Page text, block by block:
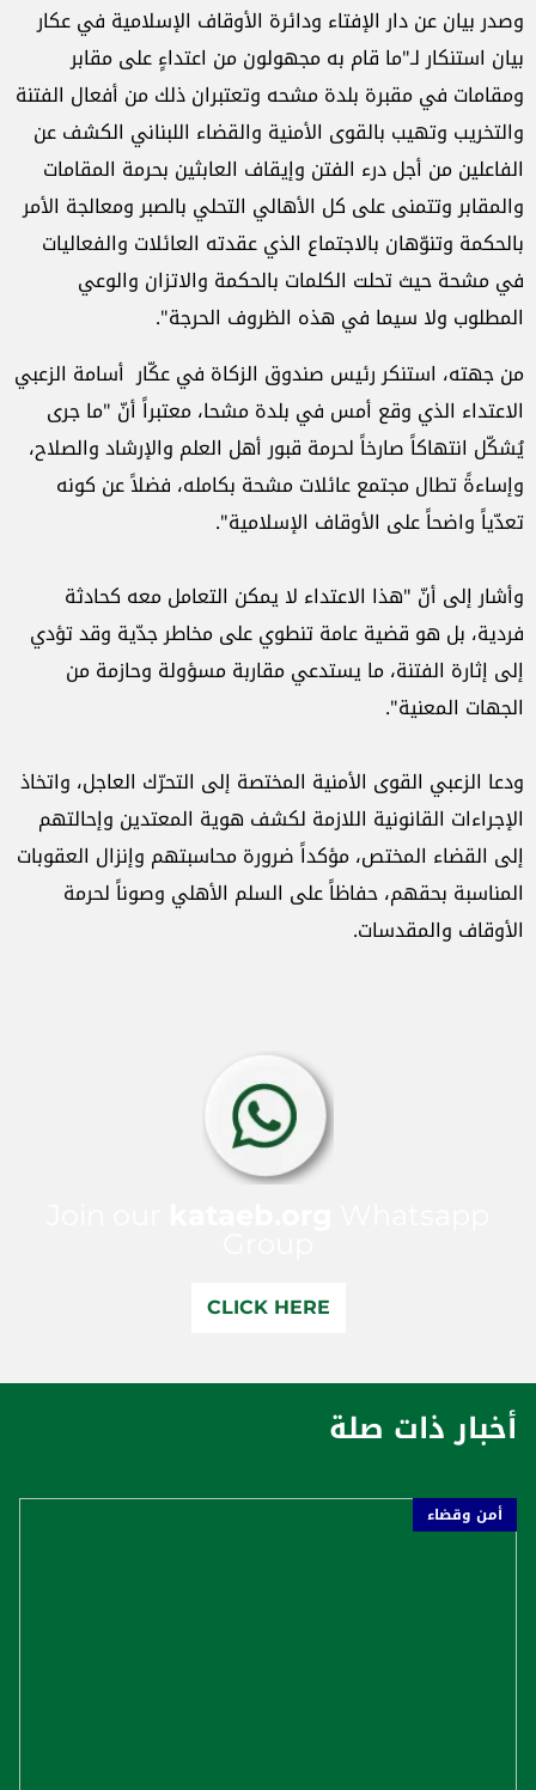
وصدر بيان عن دار الإفتاء ودائرة الأوقاف الإسلامية في عكار
بيان استنكار لـ"ما قام به مجهولون من اعتداءٍ على مقابر
ومقامات في مقبرة بلدة مشحه وتعتبران ذلك من أفعال الفتنة
والتخريب وتهيب بالقوى الأمنية والقضاء اللبناني الكشف عن
الفاعلين من أجل درء الفتن وإيقاف العابثين بحرمة المقامات
والمقابر وتتمنى على كل الأهالي التحلي بالصبر ومعالجة الأمر
بالحكمة وتنوّهان بالاجتماع الذي عقدته العائلات والفعاليات
في مشحة حيث تحلت الكلمات بالحكمة والاتزان والوعي
المطلوب ولا سيما في هذه الظروف الحرجة".
من جهته، استنكر رئيس صندوق الزكاة في عكّار أسامة الزعبي
الاعتداء الذي وقع أمس في بلدة مشحا، معتبراً أنّ "ما جرى
يُشكّل انتهاكاً صارخاً لحرمة قبور أهل العلم والإرشاد والصلاح،
وإساءةً تطال مجتمع عائلات مشحة بكامله، فضلاً عن كونه
تعدّياً واضحاً على الأوقاف الإسلامية".
وأشار إلى أنّ "هذا الاعتداء لا يمكن التعامل معه كحادثة
فردية، بل هو قضية عامة تنطوي على مخاطر جدّية وقد تؤدي
إلى إثارة الفتنة، ما يستدعي مقاربة مسؤولة وحازمة من
الجهات المعنية".
ودعا الزعبي القوى الأمنية المختصة إلى التحرّك العاجل، واتخاذ
الإجراءات القانونية اللازمة لكشف هوية المعتدين وإحالتهم
إلى القضاء المختص، مؤكداً ضرورة محاسبتهم وإنزال العقوبات
المناسبة بحقهم، حفاظاً على السلم الأهلي وصوناً لحرمة
الأوقاف والمقدسات.
CLICK HERE
أخبار ذات صلة
أمن وقضاء